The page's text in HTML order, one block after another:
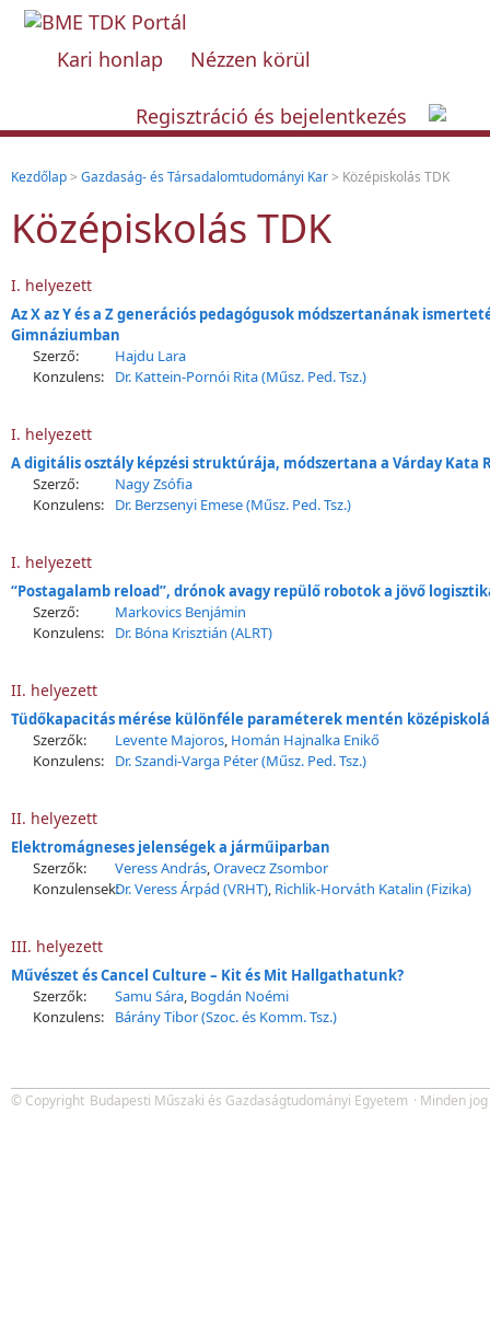
Kari honlap Nézzen körül
Regisztráció és bejelentkezés
Kezdőlap> Gazdaság- és Társadalomtudományi Kar> Középiskolás TDK
Középiskolás TDK
I. helyezett
Az X az Y és a Z generációs pedagógusok módszertanának
Gimnáziumban
Szerző:
Hajdu Lara
Konzulens:
Dr. Kattein-Pornói Rita (Műsz. Ped. Tsz.)
I. helyezett
A digitális osztály képzési struktúrája, módszertana a Várday Kata
Szerző:
Nagy Zsófia
Konzulens:
Dr. Berzsenyi Emese (Műsz. Ped. Tsz.)
I. helyezett
“Postagalamb reload”, drónok avagy repülő robotok a jövő
Szerző:
Markovics Benjámin
Konzulens:
Dr. Bóna Krisztián (ALRT)
II. helyezett
Tüdőkapacitás mérése különféle paraméterek mentén
Szerzők:
Levente Majoros, Homán Hajnalka Enikő
Konzulens:
Dr. Szandi-Varga Péter (Műsz. Ped. Tsz.)
II. helyezett
Elektromágneses jelenségek a járműiparban
Szerzők:
Veress András,Oravecz Zsombor
Konzulensek:Dr. Veress Árpád (VRHT), Richlik-Horváth Katalin (Fizika)
III. helyezett
Művészet és Cancel Culture – Kit és Mit Hallgathatunk?
Szerzők:
Samu Sára, Bogdán Noémi
Konzulens:
Bárány Tibor (Szoc. és Komm. Tsz.)
© Copyright Budapesti Műszaki és Gazdaságtudományi Egyetem · Minden